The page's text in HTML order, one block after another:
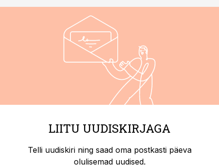
LIITU UUDISKIRJAGA
Telli uudiskiri ning saad oma postkasti päeva
olulisemad uudised.